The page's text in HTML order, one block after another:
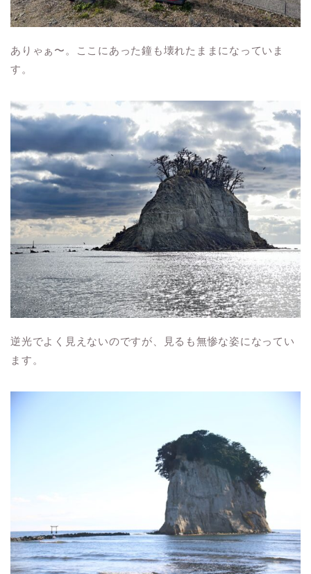
ありゃぁ〜。ここにあった鐘も壊れたままになっていま
す。
逆光でよく見えないのですが、見るも無惨な姿になってい
ます。